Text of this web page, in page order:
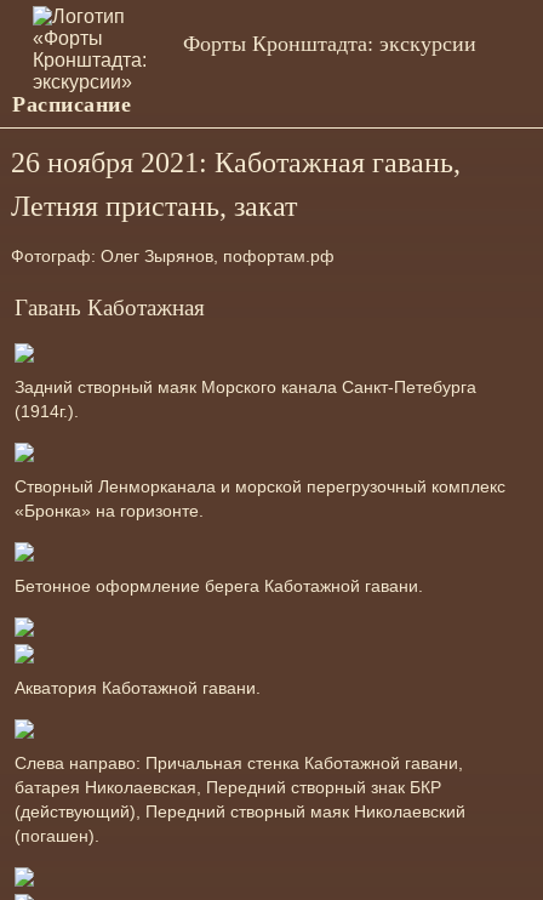
Форты Кронштадта: экскурсии
Расписание
26 ноября 2021: Каботажная гавань,
Летняя пристань, закат
Фотограф: Олег Зырянов, пофортам.рф
Гавань Каботажная
Задний створный маяк Морского канала Санкт-Петебурга
(1914г.).
Створный Ленморканала и морской перегрузочный комплекс
«Бронка» на горизонте.
Бетонное оформление берега Каботажной гавани.
Акватория Каботажной гавани.
Слева направо: Причальная стенка Каботажной гавани,
батарея Николаевская, Передний створный знак БКР
(действующий), Передний створный маяк Николаевский
(погашен).